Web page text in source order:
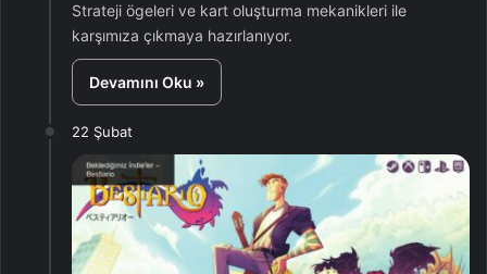
Strateji ögeleri ve kart oluşturma mekanikleri ile
karşımıza çıkmaya hazırlanıyor.
Devamını Oku »
22 Şubat